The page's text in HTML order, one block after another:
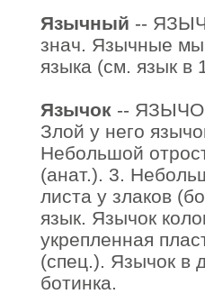
Язычный --
знач. Язычные
языка (см. язык в
Язычок --
Злой у него
Небольшой
(анат.). 3.
листа у злаков
язык. Язычок
укрепленная
(спец.). Язычок в
ботинка.